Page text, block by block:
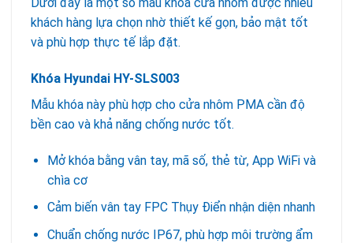
khách hàng lựa chọn nhờ thiết kế gọn, bảo mật tốt
và phù hợp thực tế lắp đặt.
Khóa Hyundai HY-SLS003
Mẫu khóa này phù hợp cho cửa nhôm PMA cần độ
bền cao và khả năng chống nước tốt.
Mở khóa bằng vân tay, mã số, thẻ từ, App WiFi và
chìa cơ
Cảm biến vân tay FPC Thụy Điển nhận diện nhanh
Chuẩn chống nước IP67, phù hợp môi trường ẩm